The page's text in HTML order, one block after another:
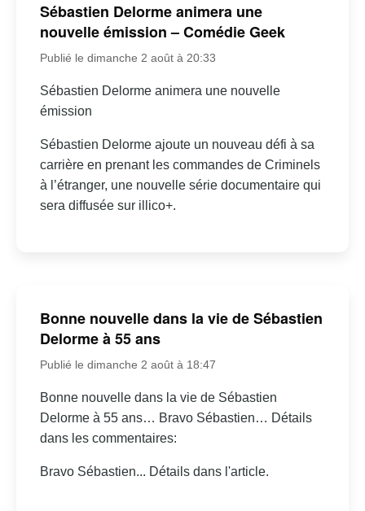
Sébastien Delorme animera une
nouvelle émission – Comédie Geek
Publié le dimanche 2 août à 20:33
Sébastien Delorme animera une nouvelle
émission
Sébastien Delorme ajoute un nouveau défi à sa
carrière en prenant les commandes de Criminels
à l’étranger, une nouvelle série documentaire qui
sera diffusée sur illico+.
Bonne nouvelle dans la vie de Sébastien
Delorme à 55 ans
Publié le dimanche 2 août à 18:47
Bonne nouvelle dans la vie de Sébastien
Delorme à 55 ans… Bravo Sébastien… Détails
dans les commentaires:
Bravo Sébastien... Détails dans l'article.